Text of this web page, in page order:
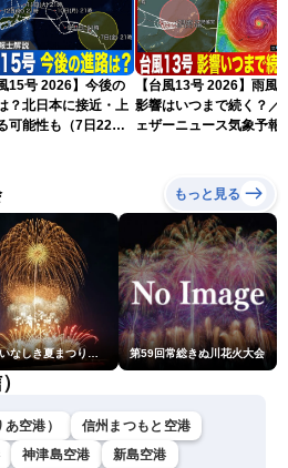
15号 2026】今後の
？北日本に接近・上
可能性も（7日22時
【台風13号 2026】雨風
影響はいつまで続く？／
ェザーニュース気象予報
もっと見る
第59回常総きぬ川花火大会
空港）
信州まつもと空港
神津島空港 新島空港